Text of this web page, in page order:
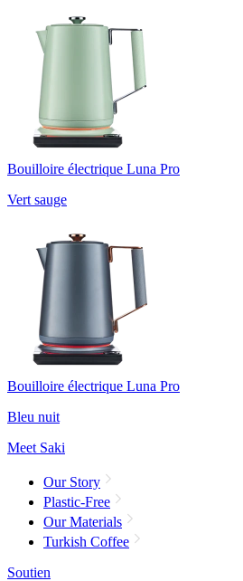
Bouilloire électrique Luna Pro
Vert sauge
Bouilloire électrique Luna Pro
Bleu nuit
Meet Saki
Our Story
Plastic-Free
Our Materials
Turkish Coffee
Soutien